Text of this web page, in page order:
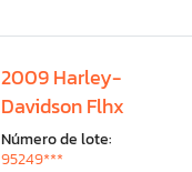
2009 Harley-
Davidson Flhx
Número de lote:
95249***